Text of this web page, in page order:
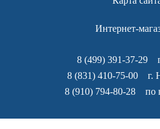
Интернет-
8 (499) 391-37-29г.
8 (831) 410-75-00 г.
8 (910) 794-80-28по